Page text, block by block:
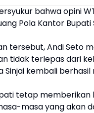
bahwa opini
Pola Kantor Bupati
tersebut, Andi Seto
tidak terlepas dari
kembali berhasil
tetap
masa yang akan